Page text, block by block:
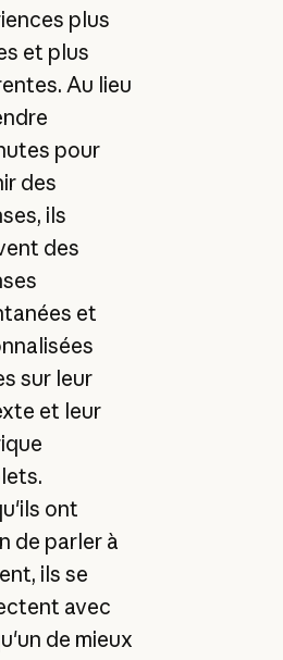
plus
et plus
Au lieu
pour
des
ils
des
et
sur leur
et leur
ont
de parler à
ils se
avec
de mieux